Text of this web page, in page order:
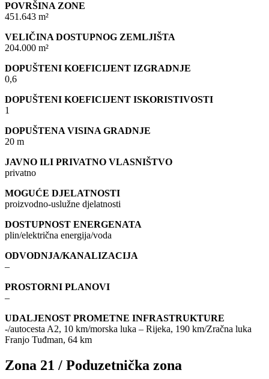
POVRŠINA ZONE
451.643 m²
VELIČINA DOSTUPNOG ZEMLJIŠTA
204.000 m²
DOPUŠTENI KOEFICIJENT IZGRADNJE
0,6
DOPUŠTENI KOEFICIJENT ISKORISTIVOSTI
1
DOPUŠTENA VISINA GRADNJE
20 m
JAVNO ILI PRIVATNO VLASNIŠTVO
privatno
MOGUĆE DJELATNOSTI
proizvodno-uslužne djelatnosti
DOSTUPNOST ENERGENATA
plin/električna energija/voda
ODVODNJA/KANALIZACIJA
–
PROSTORNI PLANOVI
–
UDALJENOST PROMETNE INFRASTRUKTURE
-/autocesta A2, 10 km/morska luka – Rijeka, 190 km/Zračna luka
Franjo Tuđman, 64 km
Zona 21 / Poduzetnička zona